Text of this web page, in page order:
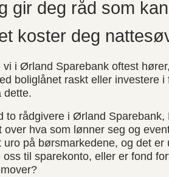
gir deg råd som
koster deg
i Ørland Sparebank oftest
boliglånet raskt eller investere
dette.
to rådgivere i Ørland
over hva som lønner seg og
på børsmarkedene, og det
til sparekonto, eller er fond